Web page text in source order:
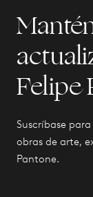
Felipe
Suscríbase
obras de arte,
Pantone.